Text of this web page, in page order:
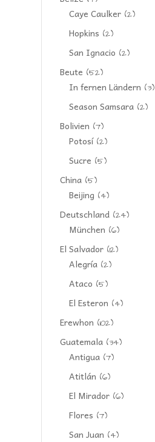
Caye Caulker (2)
Hopkins (2)
San Ignacio (2)
Beute (52)
In fernen Ländern (3)
Season Samsara (2)
Bolivien (7)
Potosí(2)
Sucre (5)
China (5)
Beijing (4)
Deutschland (24)
München (6)
El Salvador (12)
Alegría (2)
Ataco (5)
El Esteron (4)
Erewhon (102)
Guatemala (34)
Antigua (7)
Atitlán (6)
El Mirador (6)
Flores (7)
San Juan (4)